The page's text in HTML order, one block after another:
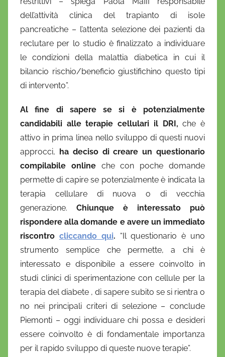
dell’attività clinica del trapianto di isole
pancreatiche – l’attenta selezione dei pazienti da
reclutare per lo studio è finalizzato a individuare
le condizioni della malattia diabetica in cui il
bilancio rischio/beneficio giustifichino questo tipi
di intervento”.
Al fine di sapere se si è potenzialmente
candidabili alle terapie cellulari il DRI, che è
attivo in prima linea nello sviluppo di questi nuovi
approcci, ha deciso di creare un questionario
compilabile onlineche con poche domande
permette di capire se potenzialmente è indicata la
terapia cellulare di nuova o di vecchia
generazione. Chiunque è interessato può
rispondere alla domande e avere un immediato
riscontro cliccando qui. “Il questionario è uno
strumento semplice che permette, a chi è
interessato e disponibile a essere coinvolto in
studi clinici di sperimentazione con cellule per la
terapia del diabete , di sapere subito se si rientra o
no nei principali criteri di selezione – conclude
Piemonti – oggi individuare chi possa e desideri
essere coinvolto è di fondamentale importanza
per il rapido sviluppo di queste nuove terapie”.